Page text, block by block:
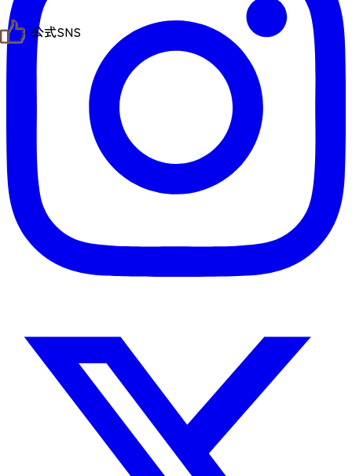
お知らせ
お問い合わせ
観光マップ
せんだい旅日和とは
サイト利用規約
プライバシーポリシー
サイトマップ
仙臺写真館フォトギャラリー
公式SNS
せんだい旅日和 X
せんだい旅日和 Instagram
せんだい旅日和 Facebook
仙台旅先体験コレクション Facebook
仙台旅先体験コレクション Instagaram